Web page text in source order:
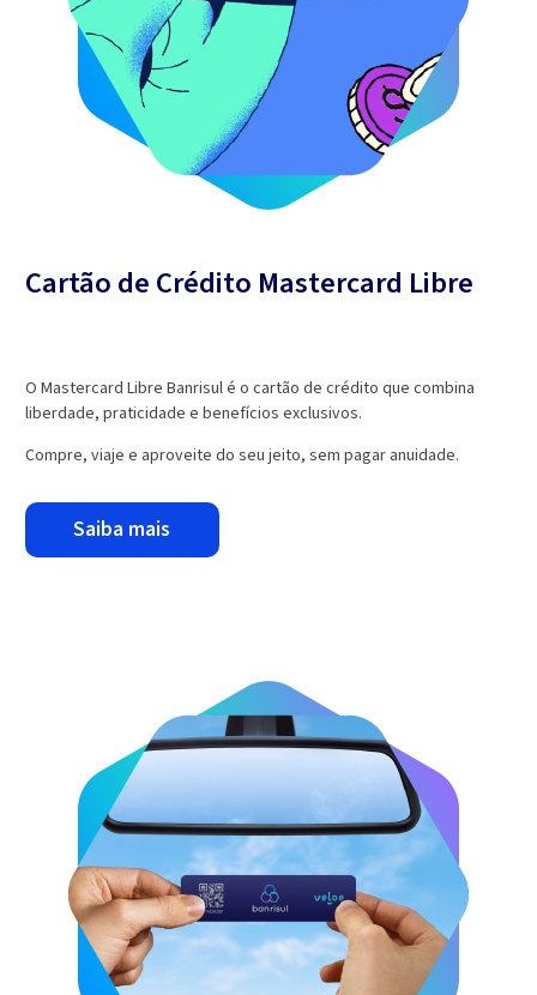
Cartão de Crédito Mastercard Libre
O Mastercard Libre Banrisul é o cartão de crédito que combina
liberdade, praticidade e benefícios exclusivos.
Compre, viaje e aproveite do seu jeito, sem pagar anuidade.
saiba mais